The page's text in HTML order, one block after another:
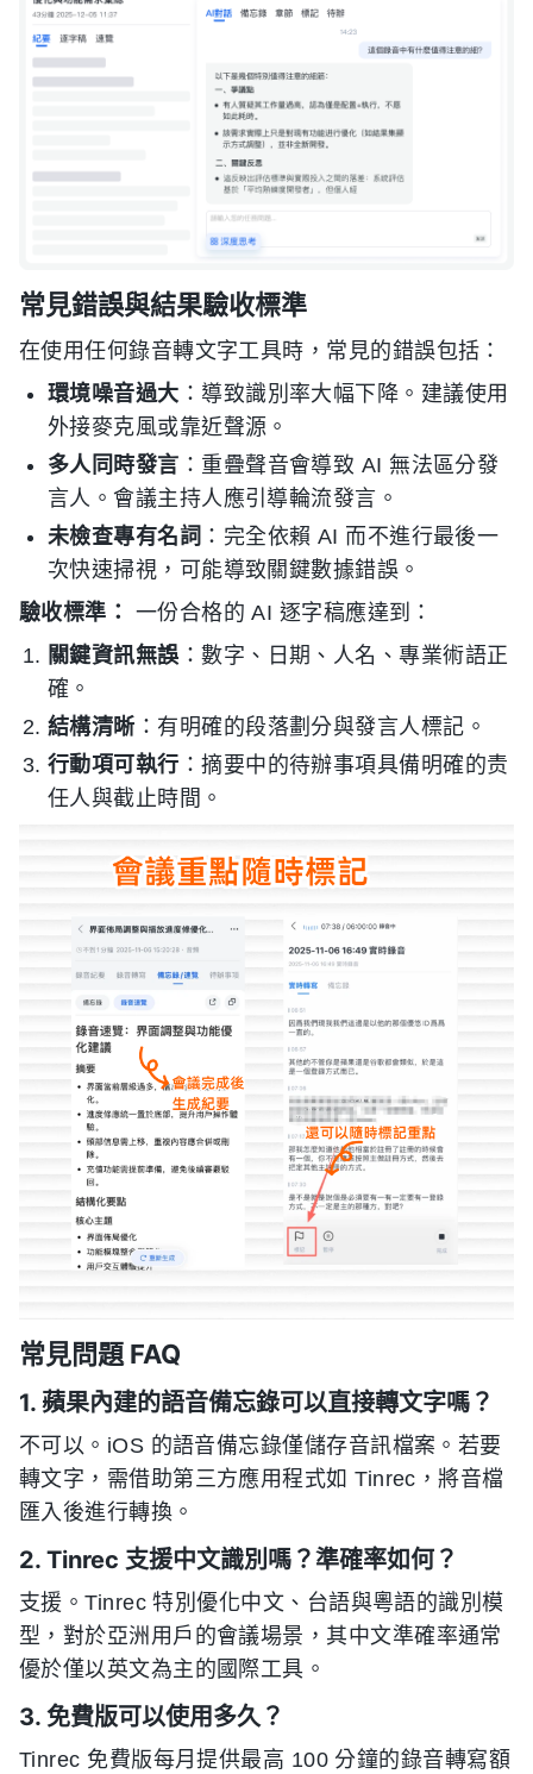
常見錯誤與結果驗收標準
在使用任何錄音轉文字工具時，常見的錯誤包括：
環境噪音過大 ：導致識別率大幅下降。建議使用
外接麥克風或靠近聲源。
多人同時發言 ：重疊聲音會導致 AI 無法區分發
言人。會議主持人應引導輪流發言。
未檢查專有名詞 ：完全依賴 AI 而不進行最後一
次快速掃視，可能導致關鍵數據錯誤。
驗收標準：
一份合格的 AI 逐字稿應達到：
關鍵資訊無誤 ：數字、日期、人名、專業術語正
確。
結構清晰 ：有明確的段落劃分與發言人標記。
行動項可執行 ：摘要中的待辦事項具備明確的责
任人與截止時間。
常見問題 FAQ
1. 蘋果內建的語音備忘錄可以直接轉文字嗎？
不可以。iOS 的語音備忘錄僅儲存音訊檔案。若要
轉文字，需借助第三方應用程式如 Tinrec，將音檔
匯入後進行轉換。
2. Tinrec 支援中文識別嗎？準確率如何？
支援。Tinrec 特別優化中文、台語與粵語的識別模
型，對於亞洲用戶的會議場景，其中文準確率通常
優於僅以英文為主的國際工具。
3. 免費版可以使用多久？
Tinrec 免費版每月提供最高 100 分鐘的錄音轉寫額